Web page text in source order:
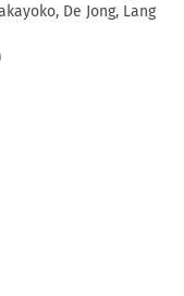
De Jong, Lang